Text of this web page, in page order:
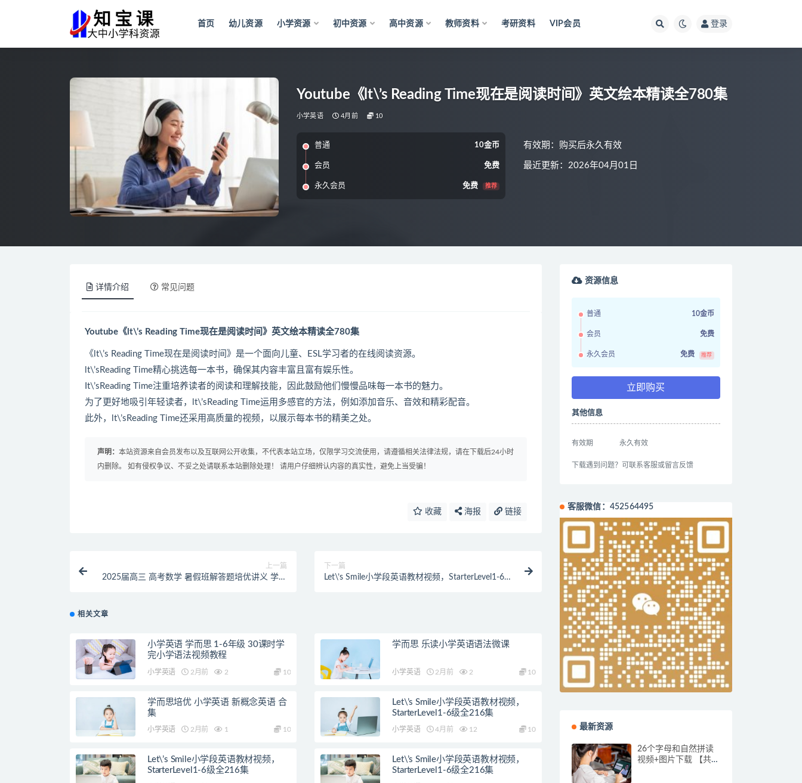
首页 幼儿资源 小学资源 初中资源 高中资源 教师资料 考研资料 VIP会员 登录
Youtube《lt\’s Reading Time现在是阅读时间》英文绘本精读全780集
小学英语 4月前 10
普通 10金币
会员 免费
永久会员 免费 推荐
有效期：购买后永久有效
最近更新：2026年04月01日
详情介绍 常见问题
Youtube《lt\’s Reading Time现在是阅读时间》英文绘本精读全780集
《lt\’s Reading Time现在是阅读时间》是一个面向儿童、ESL学习者的在线阅读资源。
lt\’sReading Time精心挑选每一本书，确保其内容丰富且富有娱乐性。
It\’sReading Time注重培养读者的阅读和理解技能，因此鼓励他们慢慢品味每一本书的魅力。
为了更好地吸引年轻读者，lt\’sReading Time运用多感官的方法，例如添加音乐、音效和精彩配音。
此外，lt\’sReading Time还采用高质量的视频，以展示每本书的精美之处。
声明： 本站资源来自会员发布以及互联网公开收集，不代表本站立场，仅限学习交流使用，请遵循相关法律法规，请在下载后24小时
内删除。 如有侵权争议、不妥之处请联系本站删除处理！ 请用户仔细辨认内容的真实性，避免上当受骗！
收藏 海报 链接
上一篇
2025届高三 高考数学 暑假班解答题培优讲义 学生
下一篇
Let\’s Smile小学段英语教材视频，StarterLevel1-6级
相关文章
小学英语 学而思 1-6年级 30课时学
完小学语法视频教程
小学英语 2月前 2 10
学而思 乐读小学英语语法微课
小学英语 2月前 2 10
学而思培优 小学英语 新概念英语 合
集
小学英语 2月前 1 10
Let\’s Smile小学段英语教材视频，
StarterLevel1-6级全216集
小学英语 4月前 12 10
Let\’s Smile小学段英语教材视频，
StarterLevel1-6级全216集
Let\’s Smile小学段英语教材视频，
StarterLevel1-6级全216集
资源信息
普通 10金币
会员 免费
永久会员 免费 推荐
立即购买
其他信息
有效期 永久有效
下载遇到问题？可联系客服或留言反馈
客服微信：452564495
最新资源
26个字母和自然拼读
视频+图片下载 【共